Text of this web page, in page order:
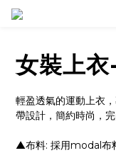
女裝上
輕盈透氣的運動上衣
帶設計，簡約時尚，
▲布料: 採用modal布